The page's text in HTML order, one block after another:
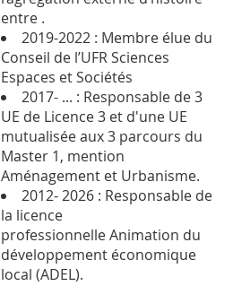
entre .
2019-2022 : Membre élue du
Conseil de l’UFR Sciences
Espaces et Sociétés
2017- ... : Responsable de 3
UE de Licence 3 et d'une UE
mutualisée aux 3 parcours du
Master 1, mention
Aménagement et Urbanisme.
2012- 2026 : Responsable de
la licence
professionnelle Animation du
développement économique
local (ADEL).